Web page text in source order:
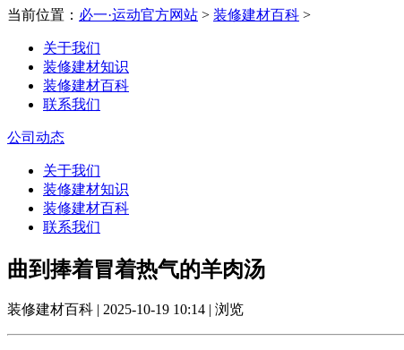
当前位置： 必一·运动官方网站 > 装修建材百科 >
关于我们
装修建材知识
装修建材百科
联系我们
公司动态
关于我们
装修建材知识
装修建材百科
联系我们
曲到捧着冒着热气的羊肉汤
装修建材百科 | 2025-10-19 10:14 | 浏览